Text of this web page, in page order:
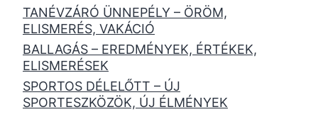
TANÉVZÁRÓ ÜNNEPÉLY – ÖRÖM,
ELISMERÉS, VAKÁCIÓ
BALLAGÁS – EREDMÉNYEK, ÉRTÉKEK,
ELISMERÉSEK
SPORTOS DÉLELŐTT – ÚJ
SPORTESZKÖZÖK, ÚJ ÉLMÉNYEK